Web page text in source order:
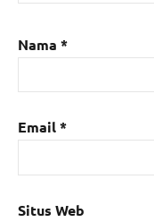
Nama *
Email*
Situs Web